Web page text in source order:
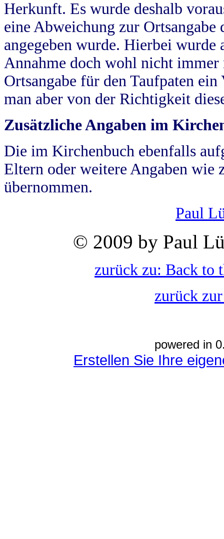
Herkunft. Es wurde deshalb
eine Abweichung zur
angegeben wurde. Hierbei wurde
Annahme doch wohl nicht
Ortsangabe für den Taufpaten
man aber von der Richtigkeit
Zusätzliche Angaben im
Die im Kirchenbuch ebenfalls
Eltern oder weitere Angaben wie
übernommen.
Paul
© 2009 by Paul
zurück zu: Back to
zurück
powered in
Erstellen Sie Ihre